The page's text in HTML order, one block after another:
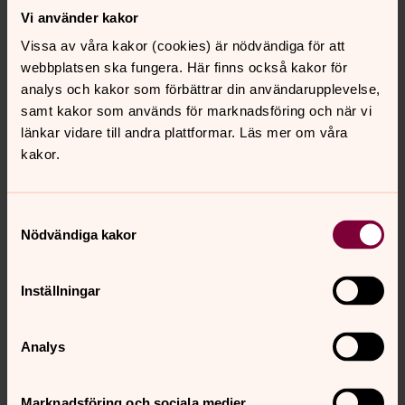
Vi använder kakor
Vissa av våra kakor (cookies) är nödvändiga för att
webbplatsen ska fungera. Här finns också kakor för
analys och kakor som förbättrar din användarupplevelse,
samt kakor som används för marknadsföring och när vi
länkar vidare till andra plattformar. Läs mer om våra
kakor.
Nödvändiga kakor
Inställningar
Analys
Kyrkokansliet, Kyrkoherde, Svenska kyrkan